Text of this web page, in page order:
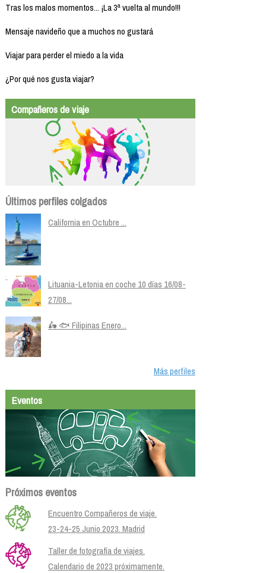
Tras los malos momentos... ¡La 3ª vuelta al mundo!!!
Mensaje navideño que a muchos no gustará
Viajar para perder el miedo a la vida
¿Por qué nos gusta viajar?
Compañeros de viaje
Últimos perfiles colgados
California en Octubre ...
Lituania-Letonia en coche 10 días 16/08-
27/08...
🛵 🐟 Filipinas Enero...
Más perfiles
Eventos
Próximos eventos
Encuentro Compañeros de viaje.
23-24-25 Junio 2023. Madrid
Taller de fotografía de viajes.
Calendario de 2023 próximamente.